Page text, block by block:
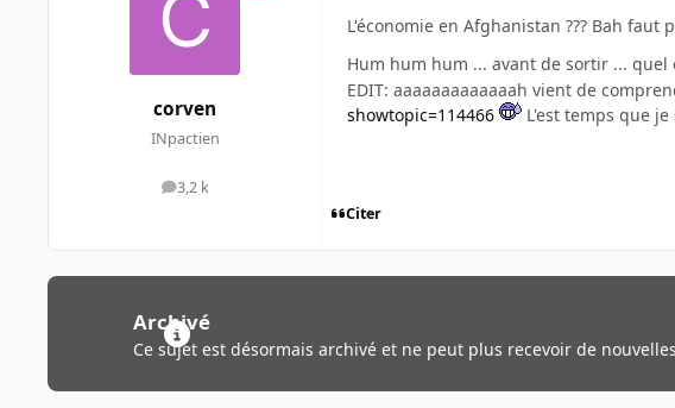
corven
INpactien
3,2 k
messages
L'économie en Afghanistan ??? Bah
Hum hum hum ... avant de sortir ...
EDIT: aaaaaaaaaaaaah vient de
showtopic=114466
L'est temps que je
Citer
Archivé
Ce sujet est désormais archivé et ne peut plus recevoir de